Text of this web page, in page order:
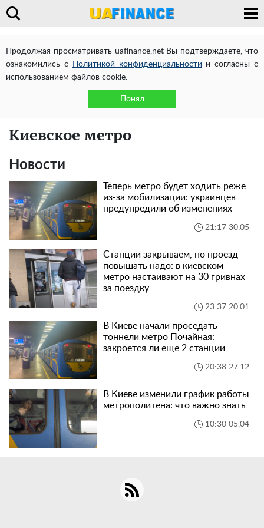
Продолжая просматривать uafinance.net Вы подтверждаете, что
ознакомились с
Политикой конфиденциальности и согласны с
использованием файлов cookie.
Понял
Киевское метро
Новости
Теперь метро будет ходить реже
из-за мобилизации: украинцев
предупредили об изменениях
21:17 30.05
Станции закрываем, но проезд
повышать надо: в киевском
метро настаивают на 30 гривнах
за поездку
23:37 20.01
В Киеве начали проседать
тоннели метро Почайная:
закроется ли еще 2 станции
20:38 27.12
В Киеве изменили график работы
метрополитена: что важно знать
10:30 05.04